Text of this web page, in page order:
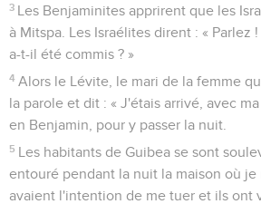
3 Les Benjaminites apprirent que les
à Mitspa. Les Israélites dirent : « Parlez
a-t-il été commis ? »
4 Alors le Lévite, le mari de la femme
la parole et dit : « J'étais arrivé, avec
en Benjamin, pour y passer la nuit.
5 Les habitants de Guibea se sont
entouré pendant la nuit la maison où je
avaient l'intention de me tuer et ils ont